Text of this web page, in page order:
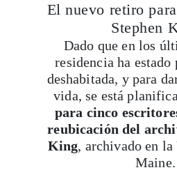
El nuevo retiro
Stephen
Dado que en los
residencia ha estado
deshabitada, y para
vida, se está
para cinco
reubicación del
King, archivado en
Maine.